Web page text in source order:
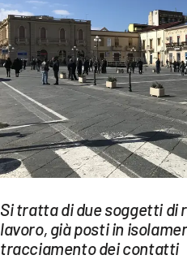
CULTURA
ECONOMIA E LAVORO
EVENTI
SPORT
Streaming
LAC TV
LAC NETWORK
Si tratta di due soggetti di
lavoro, già posti in
tracciamento dei contatti